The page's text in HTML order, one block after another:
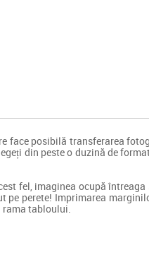
posibilă transferarea
din peste o duzină de
fel, imaginea ocupă
perete! Imprimarea
tabloului.